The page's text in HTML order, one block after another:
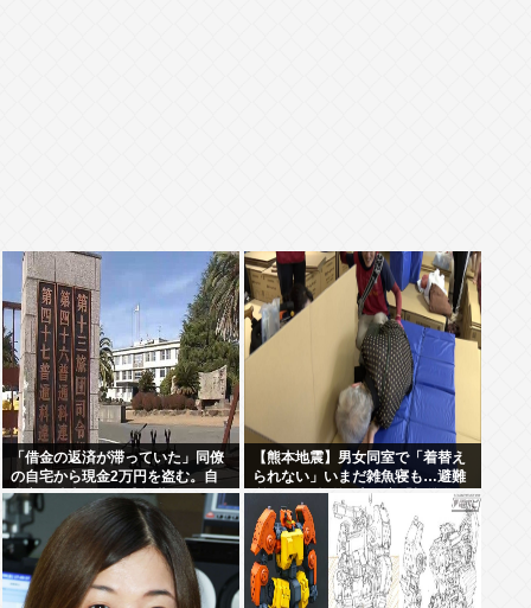
「借金の返済が滞っていた」同僚
の自宅から現金2万円を盗む。自
衛官の陸士長が懲戒免職に
【熊本地震】男女同室で「着替え
られない」いまだ雑魚寝も…避難
所めぐり”格差” 専門家「標準化さ
れていない」